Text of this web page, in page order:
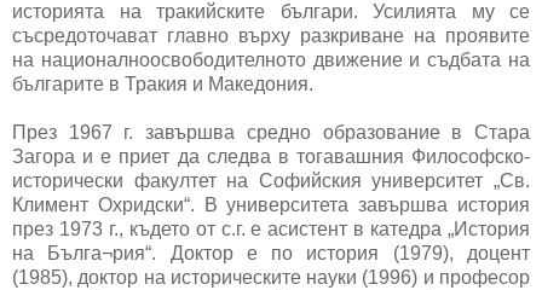
историята на тракийските българи. Усилията му се
съсредоточават главно върху разкриване на проявите
на националноосвободителното движение и съдбата на
българите в Тракия и Македония.
През 1967 г. завършва средно образование в Стара
Загора и е приет да следва в тогавашния Философско-
исторически факултет на Софийския университет „Св.
Климент Охридски“. В университета завършва история
през 1973 г., където от с.г. е асистент в катедра „История
на Бълга¬рия“. Доктор е по история (1979), доцент
(1985), доктор на историческите науки (1996) и професор